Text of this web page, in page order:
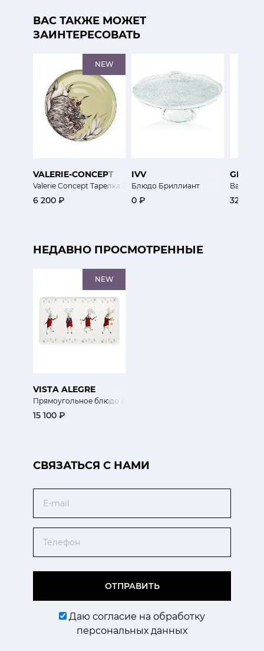
ВАС ТАКЖЕ МОЖЕТ
ЗАИНТЕРЕСОВАТЬ
NEW
VALERIE-CONCEPT
Valerie Concept Тарелка 26 см Экзо
6 200 ₽
IVV
Блюдо Бриллиант
0 ₽
Ваза
32 800
НЕДАВНО ПРОСМОТРЕННЫЕ
NEW
VISTA ALEGRE
Прямоугольное блюдо Ангелы
15 100 ₽
CВЯЗАТЬСЯ С НАМИ
ОТПРАВИТЬ
Даю согласие на обработку
персональных данных